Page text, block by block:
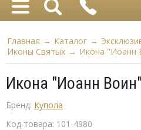
Главная → Каталог →
Иконы Святых → Икона "Иоанн
Икона "Иоанн
Бренд: Купола
Код товара: 101-4980